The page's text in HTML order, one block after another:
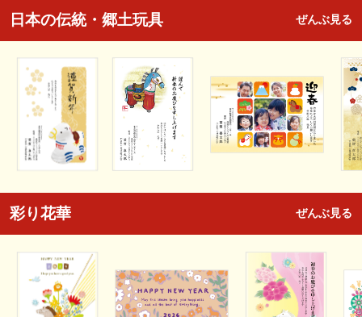
日本の伝統・郷土玩具 ぜんぶ見る
彩り花華 ぜんぶ見る